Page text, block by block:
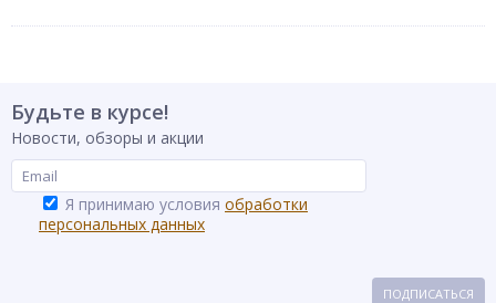
Будьте в курсе!
Новости, обзоры и акции
Я принимаю условия обработки
персональных данных
ПОДПИСАТЬСЯ